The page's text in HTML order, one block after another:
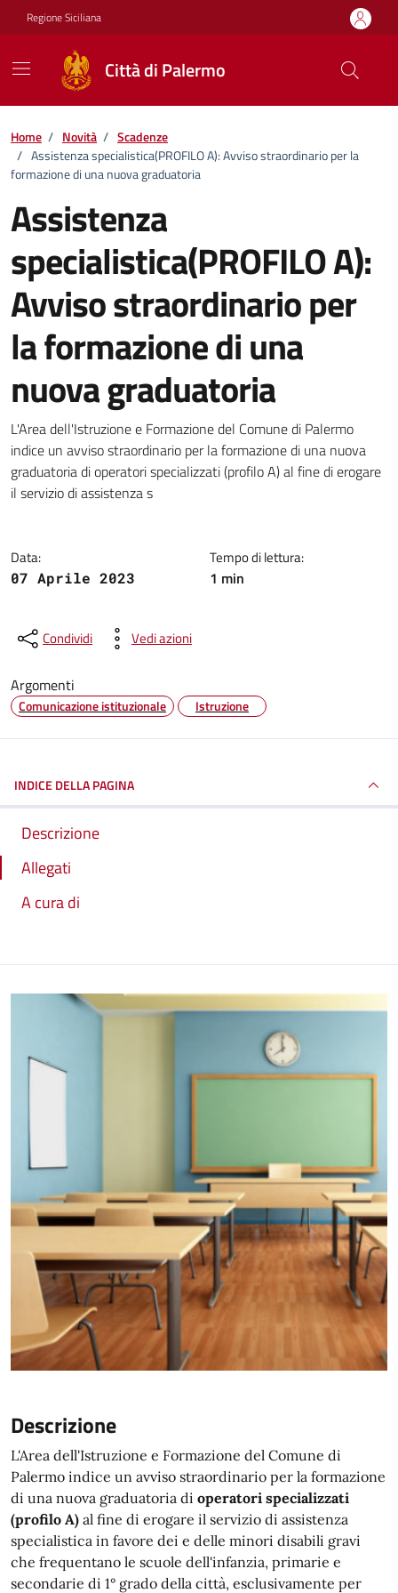
Vai ai contenuti
Vai al footer
Regione Siciliana
Città di Palermo
Home / Novità / Scadenze
/ Assistenza specialistica(PROFILO A): Avviso straordinario per la
formazione di una nuova graduatoria
Assistenza
specialistica(PROFILO A):
Avviso straordinario per
la formazione di una
nuova graduatoria
Dettagli della notizia
L'Area dell'Istruzione e Formazione del Comune di Palermo
indice un avviso straordinario per la formazione di una nuova
graduatoria di operatori specializzati (profilo A) al fine di erogare
il servizio di assistenza s
Data:
07 Aprile 2023
Tempo di lettura:
1 min
Condividi Vedi azioni
Argomenti
Comunicazione istituzionale Istruzione
INDICE DELLA PAGINA
Descrizione
Allegati
A cura di
Descrizione
L'Area dell'Istruzione e Formazione del Comune di
Palermo indice un avviso straordinario per la formazione
di una nuova graduatoria di operatori specializzati
(profilo A) al fine di erogare il servizio di assistenza
specialistica in favore dei e delle minori disabili gravi
che frequentano le scuole dell'infanzia, primarie e
secondarie di 1° grado della città, esclusivamente per